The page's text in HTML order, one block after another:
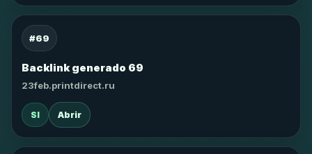
#69
Backlink generado 69
23feb.printdirect.ru
SI Abrir